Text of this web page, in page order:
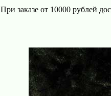
При заказе от 10000 рублей